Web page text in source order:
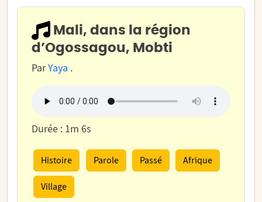
Mali, dans la région
d’Ogossagou, Mobti
ParYaya .
Durée : 1m 6s
Histoire Parole Passé Afrique
Village